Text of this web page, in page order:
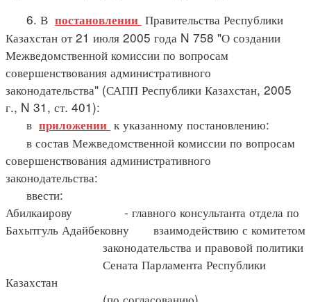
6. В постановлении Правительства Республики
Казахстан от 21 июля 2005 года N 758 "О создании
Межведомственной комиссии по вопросам
совершенствования административного
законодательства" (САПП Республики Казахстан, 2005
г., N 31, ст. 401):
в приложении к указанному постановлению:
в состав Межведомственной комиссии по вопросам
совершенствования административного
законодательства:
ввести:
Абилкаирову - главного консультанта отдела по
Бахытгуль Адайбековну взаимодействию с комитетом
законодательства и правовой политики
Сената Парламента Республики
Казахстан